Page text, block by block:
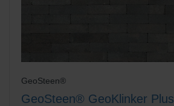
GeoSteen®
GeoSteen® GeoKlinker Plus